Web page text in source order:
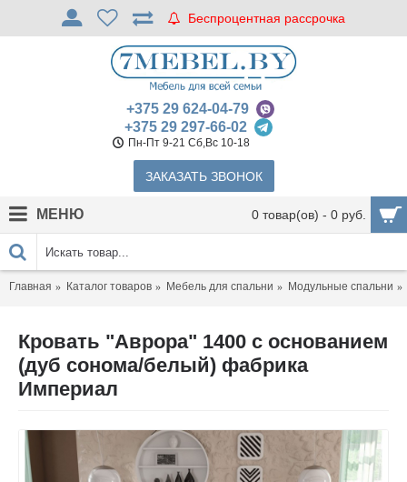
Беспроцентная рассрочка
+375 29 624-04-79
+375 29 297-66-02
Пн-Пт 9-21 Сб,Вс 10-18
ЗАКАЗАТЬ ЗВОНОК
0 товар(ов) - 0 руб.
МЕНЮ
Главная Каталог товаров Мебель для спальни Модульные спальни
Кровать "Аврора" 1400 с основанием
(дуб сонома/белый) фабрика
Империал